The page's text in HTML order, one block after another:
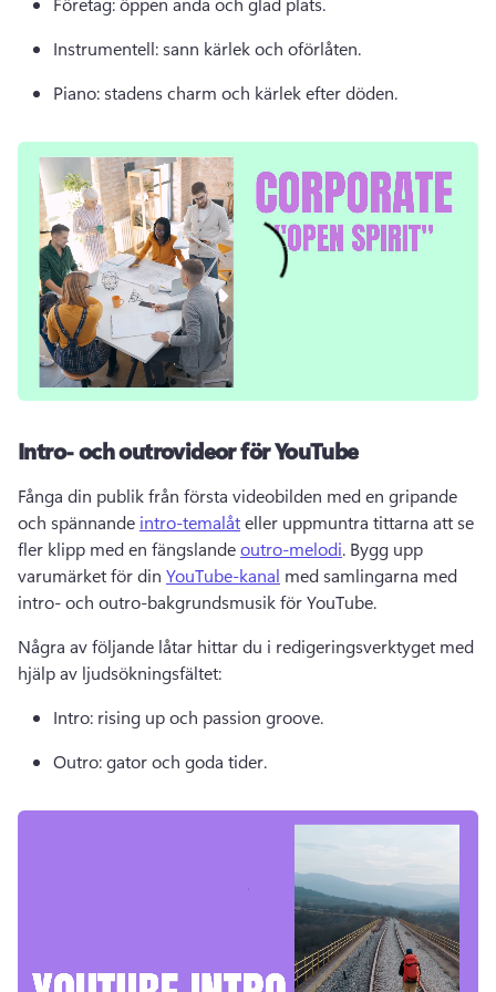
Instrumentell: sann kärlek och oförlåten.
Piano: stadens charm och kärlek efter döden.
Intro- och outrovideor för YouTube
Fånga din publik från första videobilden med en gripande
och spännande intro-temalåt eller uppmuntra tittarna att se
fler klipp med en fängslande outro-melodi. Bygg upp
varumärket för din YouTube-kanal med samlingarna med
intro- och outro-bakgrundsmusik för YouTube.
Några av följande låtar hittar du i redigeringsverktyget med
hjälp av ljudsökningsfältet:
Intro: rising up och passion groove.
Outro: gator och goda tider.